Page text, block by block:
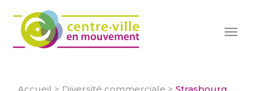
Toggle